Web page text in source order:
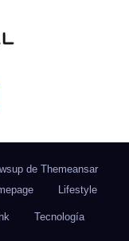
de Themeansar
Lifestyle
Tecnología